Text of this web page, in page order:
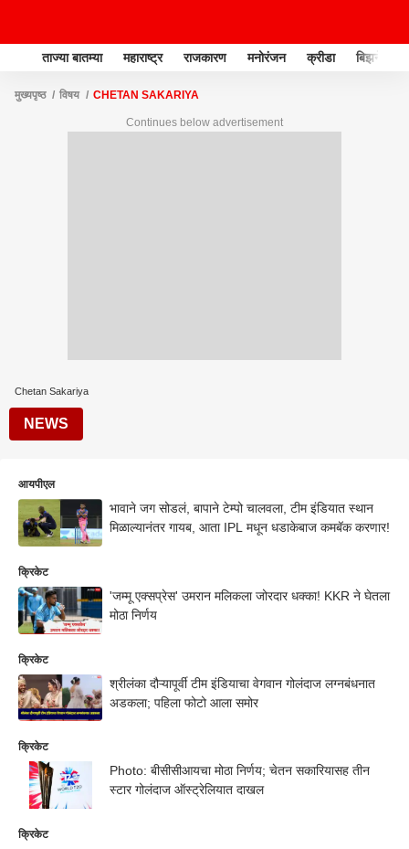
ताज्या बातम्या महाराष्ट्र राजकारण मनोरंजन क्रीडा बिझनेस
मुख्यपृष्ठ विषय CHETAN SAKARIYA
Continues below advertisement
Chetan Sakariya
NEWS
आयपीएल
भावाने जग सोडलं, बापाने टेम्पो चालवला, टीम इंडियात स्थान
मिळाल्यानंतर गायब, आता IPL मधून धडाकेबाज कमबॅक करणार!
क्रिकेट
'जम्मू एक्सप्रेस' उमरान मलिकला जोरदार धक्का! KKR ने घेतला
मोठा निर्णय
क्रिकेट
श्रीलंका दौऱ्यापूर्वी टीम इंडियाचा वेगवान गोलंदाज लग्नबंधनात
अडकला; पहिला फोटो आला समोर
क्रिकेट
Photo: बीसीसीआयचा मोठा निर्णय; चेतन सकारियासह तीन
स्टार गोलंदाज ऑस्ट्रेलियात दाखल
क्रिकेट